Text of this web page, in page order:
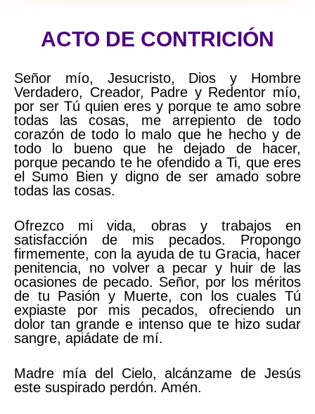
ACTO DE CONTRICIÓN
Señor mío, Jesucristo, Dios y Hombre
Verdadero, Creador, Padre y Redentor mío,
por ser Tú quien eres y porque te amo sobre
todas las cosas, me arrepiento de todo
corazón de todo lo malo que he hecho y de
todo lo bueno que he dejado de hacer,
porque pecando te he ofendido a Ti, que eres
el Sumo Bien y digno de ser amado sobre
todas las cosas.
Ofrezco mi vida, obras y trabajos en
satisfacción de mis pecados. Propongo
firmemente, con la ayuda de tu Gracia, hacer
penitencia, no volver a pecar y huir de las
ocasiones de pecado. Señor, por los méritos
de tu Pasión y Muerte, con los cuales Tú
expiaste por mis pecados, ofreciendo un
dolor tan grande e intenso que te hizo sudar
sangre, apiádate de mí.
Madre mía del Cielo, alcánzame de Jesús
este suspirado perdón. Amén.